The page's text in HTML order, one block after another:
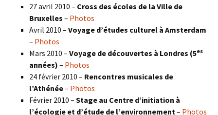
27 avril 2010 – Cross des écoles de la Ville de
Bruxelles – Photos
Avril 2010 – Voyage d’études culturel à Amsterdam
– Photos
Mars 2010 – Voyage de découvertes à Londres (5es
années) – Photos
24 février 2010 – Rencontres musicales de
l’Athénée– Photos
Février 2010 – Stage au Centre d’initiation à
l’écologie et d’étude de l’environnement – Photos